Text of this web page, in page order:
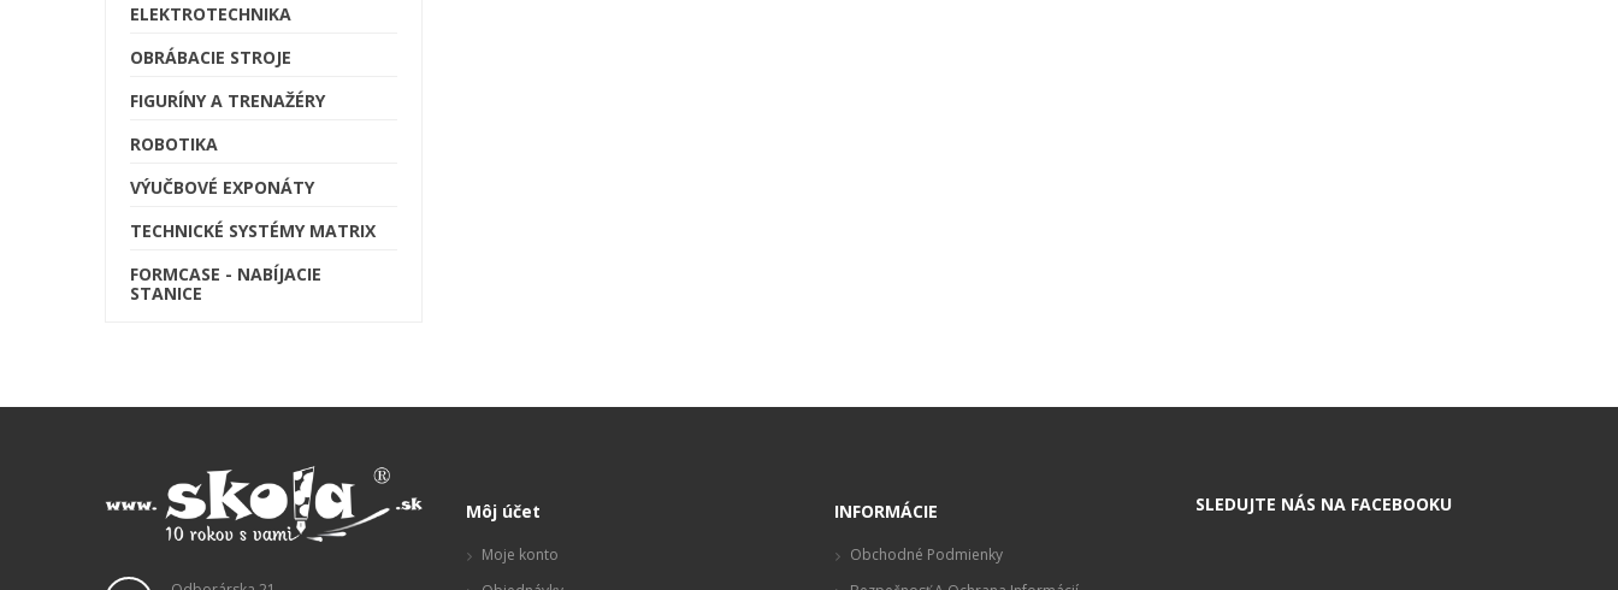
ELEKTROTECHNIKA
OBRÁBACIE STROJE
FIGURÍNY A TRENAŽÉRY
ROBOTIKA
VÝUČBOVÉ EXPONÁTY
TECHNICKÉ SYSTÉMY MATRIX
FORMCASE - NABÍJACIE
STANICE
Môj účet
Moje konto
INFORMÁCIE
Obchodné Podmienky
SLEDUJTE NÁS NA FACEBOOKU